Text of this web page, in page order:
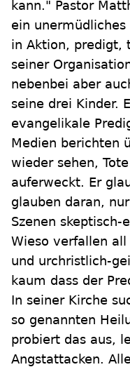
kann." Pastor
ein
in Aktion, predigt,
seiner
nebenbei aber
seine drei Kinder.
evangelikale
Medien berichten
wieder sehen,
auferweckt. Er
glauben daran,
Szenen
Wieso verfallen all
und urchristlich-
kaum dass der
In seiner Kirche
so genannten
probiert das aus,
Angstattacken.